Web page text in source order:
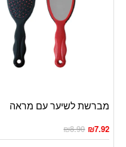
מברשת לשיער עם מראה
₪8.90 ₪7.92